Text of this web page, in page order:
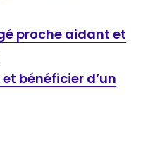
proche aidant et
bénéficier d’un